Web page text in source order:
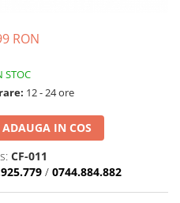
RON
STOC
12 - 24 ore
ADAUGA IN COS
CF-011
/ 0744.884.882